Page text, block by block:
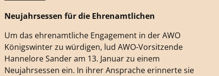
Neujahrsessen für die Ehrenamtlichen
Um das ehrenamtliche Engagement in der AWO
Königswinter zu würdigen, lud AWO-Vorsitzende
Hannelore Sander am 13. Januar zu einem
Neujahrsessen ein. In ihrer Ansprache erinnerte sie